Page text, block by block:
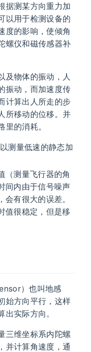
据测某方向重力加
以用于检测设备的
度的影响，使倾角
螺仪和磁传感器补
及物体的振动，人
振动，而加速度传
计算出人所走的步
所移动的位移。并
里的消耗。
测量低速的静态加
（测量飞行器的角
间内由于信号噪声
有很大的误差。
值很稳定，但是移
）也叫地感
始方向平行，这样
实际方向。
三维坐标系内陀螺
并计算角速度，通